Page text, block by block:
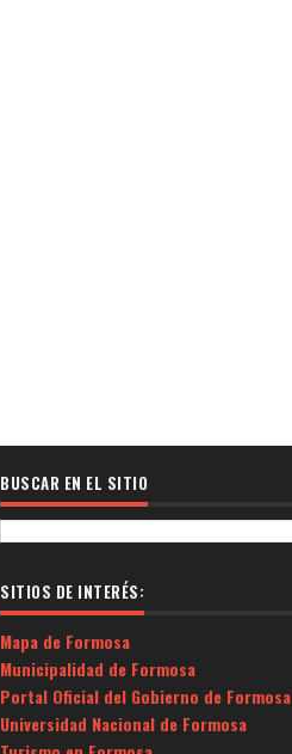
BUSCAR EN EL SITIO
SITIOS DE INTERÉS:
Mapa de Formosa
Municipalidad de Formosa
Portal Oficial del Gobierno de Formosa
Universidad Nacional de Formosa